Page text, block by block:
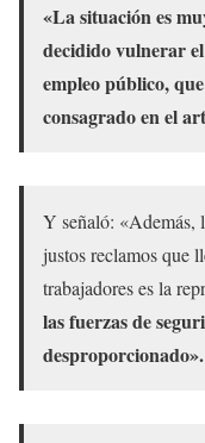
«La situación es
decidido vulnerar
empleo público,
consagrado en el
Y señaló: «Además,
justos reclamos que
trabajadores es la
las fuerzas de
desproporcionado».